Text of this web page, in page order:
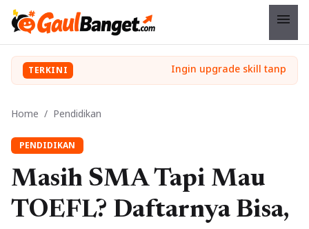
menu
TERKINI
Home / Pendidikan
PENDIDIKAN
Masih SMA Tapi Mau
TOEFL? Daftarnya Bisa,